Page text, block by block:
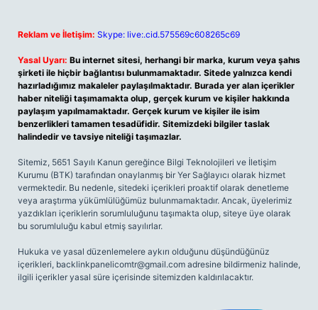
Reklam ve İletişim: Skype: live:.cid.575569c608265c69
Yasal Uyarı: Bu internet sitesi, herhangi bir marka, kurum veya şahıs
şirketi ile hiçbir bağlantısı bulunmamaktadır. Sitede yalnızca kendi
hazırladığımız makaleler paylaşılmaktadır. Burada yer alan içerikler
haber niteliği taşımamakta olup, gerçek kurum ve kişiler hakkında
paylaşım yapılmamaktadır. Gerçek kurum ve kişiler ile isim
benzerlikleri tamamen tesadüfidir. Sitemizdeki bilgiler taslak
halindedir ve tavsiye niteliği taşımazlar.
Sitemiz, 5651 Sayılı Kanun gereğince Bilgi Teknolojileri ve İletişim
Kurumu (BTK) tarafından onaylanmış bir Yer Sağlayıcı olarak hizmet
vermektedir. Bu nedenle, sitedeki içerikleri proaktif olarak denetleme
veya araştırma yükümlülüğümüz bulunmamaktadır. Ancak, üyelerimiz
yazdıkları içeriklerin sorumluluğunu taşımakta olup, siteye üye olarak
bu sorumluluğu kabul etmiş sayılırlar.
Hukuka ve yasal düzenlemelere aykırı olduğunu düşündüğünüz
içerikleri, backlinkpanelicomtr@gmail.com adresine bildirmeniz halinde,
ilgili içerikler yasal süre içerisinde sitemizden kaldırılacaktır.